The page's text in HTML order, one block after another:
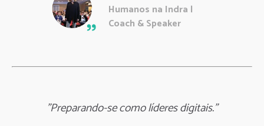
Humanos na Indra |
Coach & Speaker
"Preparando-se como líderes digitais."